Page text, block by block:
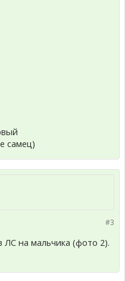
самец)
#3
ЛС на мальчика (фото 2).